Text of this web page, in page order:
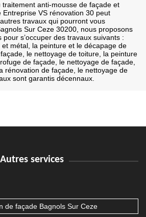
traitement anti-mousse de façade et
VS rénovation 30 peut
travaux qui pourront vous
Sur Ceze 30200, nous proposons
s’occuper des travaux suivants :
métal, la peinture et le décapage de
le nettoyage de toiture, la peinture
de façade, le nettoyage de façade,
rénovation de façade, le nettoyage de
sont garantis décennaux.
Autres services
de façade Bagnols Sur Ceze